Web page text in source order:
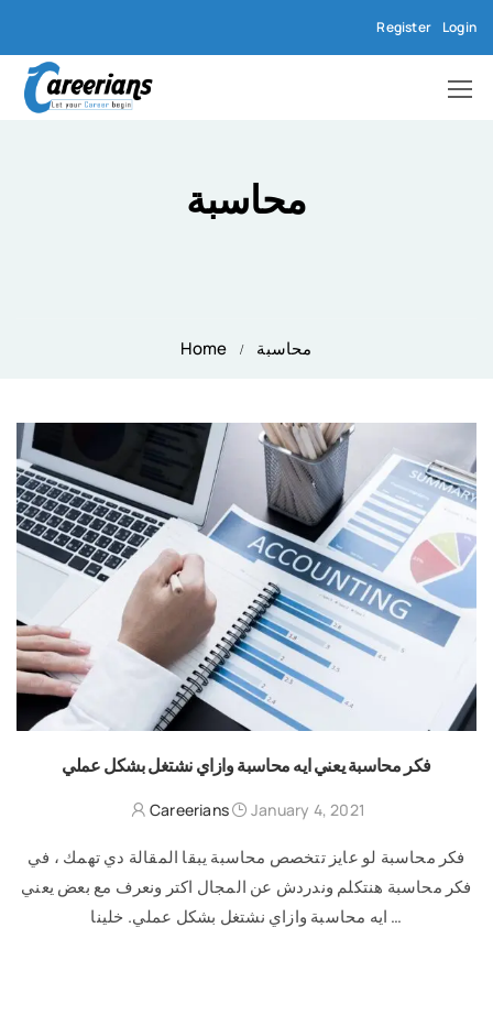
Register Login
محاسبة
Home محاسبة
فكر محاسبة يعني ايه محاسبة وازاي نشتغل بشكل عملي
Careerians January 4, 2021
فكر محاسبة لو عايز تتخصص محاسبة يبقا المقالة دي تهمك ، في
فكر محاسبة هنتكلم وندردش عن المجال اكتر ونعرف مع بعض يعني
ايه محاسبة وازاي نشتغل بشكل عملي. خلينا …